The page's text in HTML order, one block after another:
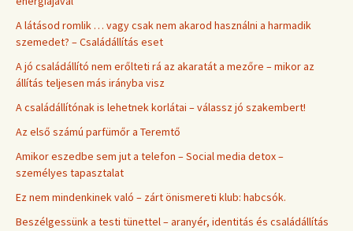
A látásod romlik … vagy csak nem akarod használni a harmadik
szemedet? – Családállítás eset
A jó családállító nem erőlteti rá az akaratát a mezőre – mikor az
állítás teljesen más irányba visz
A családállítónak is lehetnek korlátai – válassz jó szakembert!
Az első számú parfümőr a Teremtő
Amikor eszedbe sem jut a telefon – Social media detox –
személyes tapasztalat
Ez nem mindenkinek való – zárt önismereti klub: habcsók.
Beszélgessünk a testi tünettel – aranyér, identitás és családállítás